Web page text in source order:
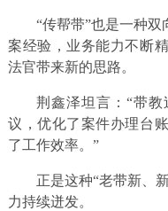
“传帮带”也是一种
案经验，业务能力不断
法官带来新的思路。
荆鑫泽坦言：“带
议，优化了案件办理台
了工作效率。”
正是这种“老带新、
力持续迸发。